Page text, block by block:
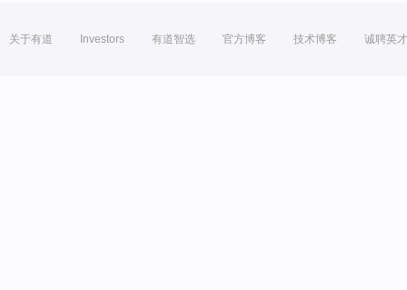
关于有道 Investors 有道智选 官方博客 技术博客 诚聘英才